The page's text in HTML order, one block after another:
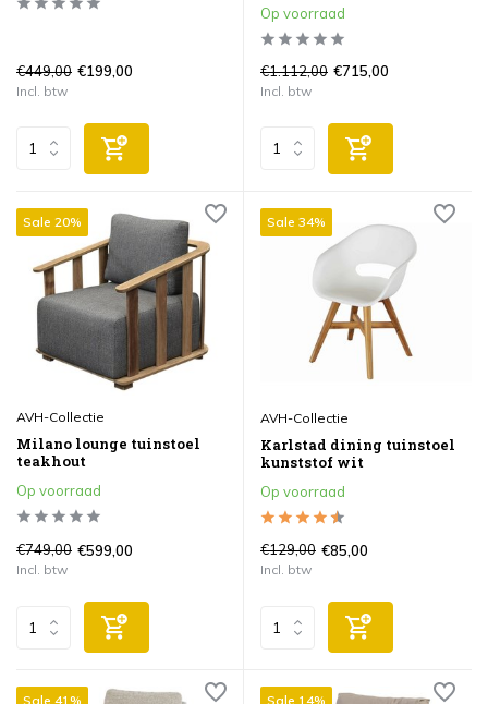
€449,00 €199,00
Incl. btw
Op voorraad
€1.112,00 €715,00
Incl. btw
Sale 20%
AVH-Collectie
Milano lounge tuinstoel
teakhout
Op voorraad
€749,00 €599,00
Incl. btw
Sale 34%
AVH-Collectie
Karlstad dining tuinstoel
kunststof wit
Op voorraad
€129,00 €85,00
Incl. btw
Sale 41% Sale 14%